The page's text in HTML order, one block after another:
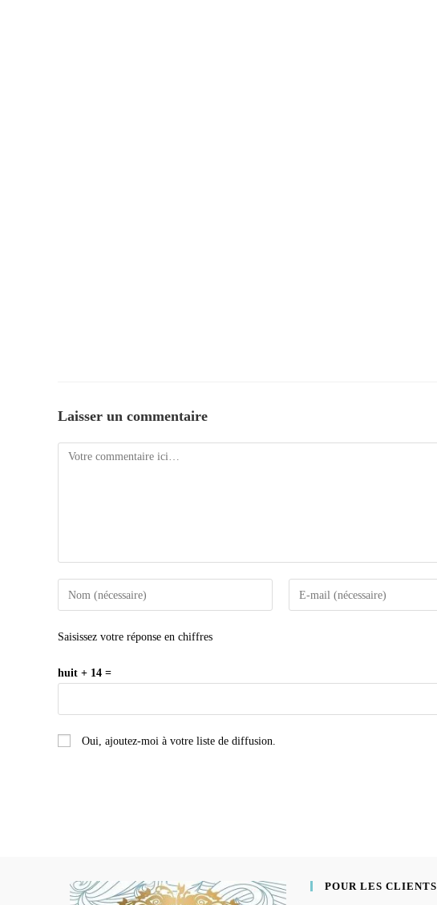
Laisser un commentaire
Saisissez votre réponse en chiffres
huit + 14 =
Oui, ajoutez-moi à votre liste de diffusion.
POUR LES CLIENTS